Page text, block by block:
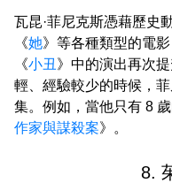
瓦昆·菲尼克斯憑藉歷史
《她》等各種類型的電
《小丑 》中的演出再次
輕、經驗較少的時候，
集。例如，當他只有 8
作家與謀殺案》。
8.